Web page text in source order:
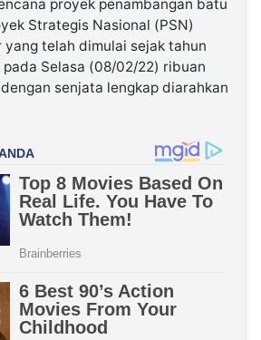
proyek penambangan batu
Strategis Nasional (PSN)
yang telah dimulai sejak tahun
pada Selasa (08/02/22) ribuan
senjata lengkap diarahkan